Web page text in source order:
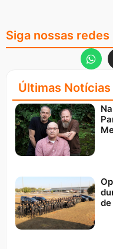
Siga nossas redes
Últimas Notícias